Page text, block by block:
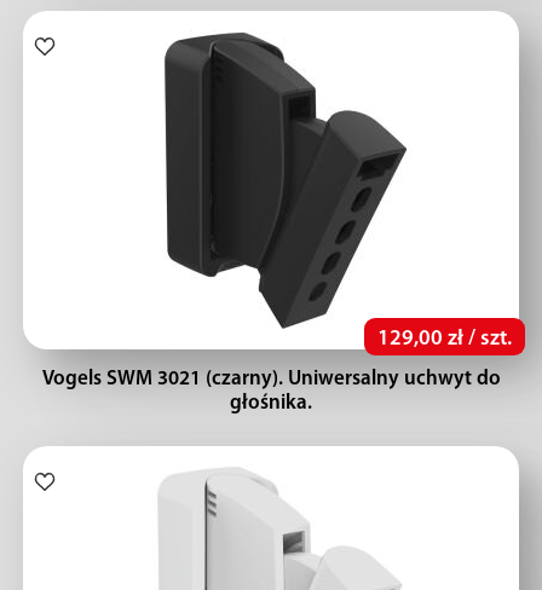
129,00 zł / szt.
Vogels SWM 3021 (czarny). Uniwersalny uchwyt do
głośnika.